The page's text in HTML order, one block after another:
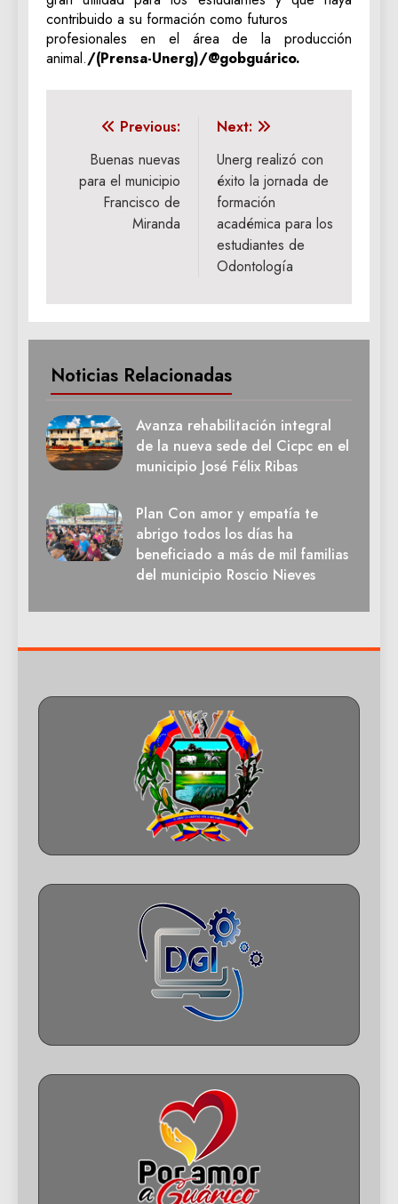
contribuido a su formación como futuros
profesionales en el área de la producción
animal./(Prensa-Unerg)/@gobguárico.
Navegación
entradas
Previous:
Buenas nuevas
para el municipio
Francisco de
Miranda
Next:
Unerg realizó con
éxito la jornada de
formación
académica para los
estudiantes de
Odontología
Noticias Relacionadas
Avanza rehabilitación integral
de la nueva sede del Cicpc en el
municipio José Félix Ribas
Plan Con amor y empatía te
abrigo todos los días ha
beneficiado a más de mil familias
del municipio Roscio Nieves